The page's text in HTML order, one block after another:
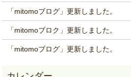
「mitomoブログ」更新しました。
「mitomoブロク」更新しました。
「mitomoブログ」更新しました。